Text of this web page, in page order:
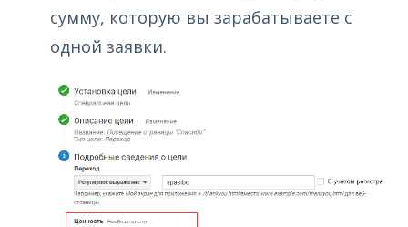
сумму, которую вы зарабатываете с
одной заявки.